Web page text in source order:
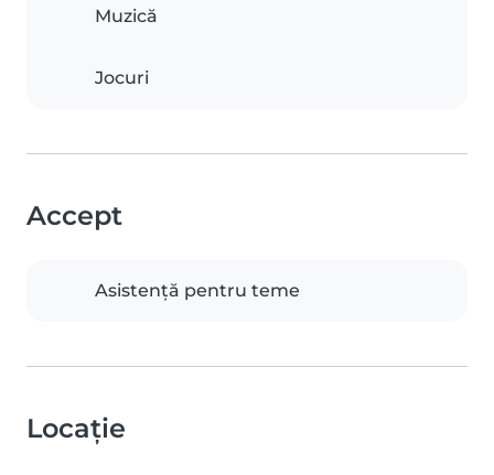
Muzică
Jocuri
Accept
Asistență pentru teme
Locație